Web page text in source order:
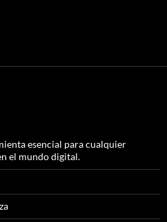
esencial para cualquier
el mundo digital.